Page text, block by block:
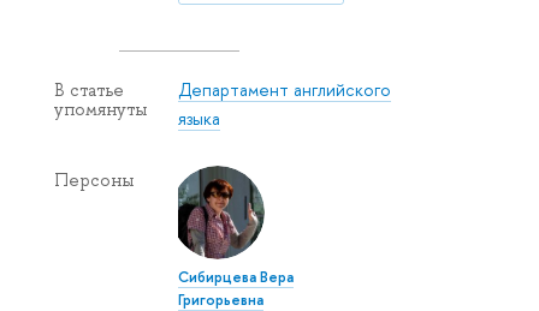
В статье
упомянуты
Департамент английского
языка
Персоны
Сибирцева Вера
Григорьевна